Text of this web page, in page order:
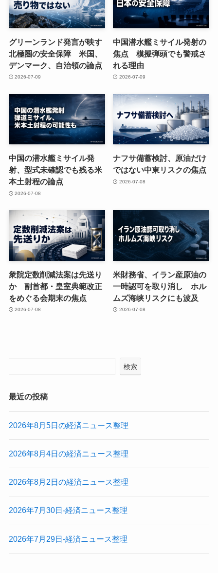
グリーンランド発言が映す
北極圏の安全保障 米国、
デンマーク、自治領の論点
2026-07-09
中国潜水艦ミサイル発射の
焦点 模擬弾頭でも警戒さ
れる理由
2026-07-09
中国の潜水艦ミサイル発
射、型式未確認でも残る米
本土射程の論点
2026-07-08
ナフサ備蓄検討、原油だけ
ではない中東リスクの焦点
2026-07-08
衆院定数削減法案は先送り
か 副首都・皇室典範改正
をめぐる会期末の焦点
2026-07-08
米財務省、イラン産原油の
一時認可を取り消し ホル
ムズ海峡リスクにも波及
2026-07-08
検索
最近の投稿
2026年8月5日の経済ニュース整理
2026年8月4日の経済ニュース整理
2026年8月2日の経済ニュース整理
2026年7月30日-経済ニュース整理
2026年7月29日-経済ニュース整理